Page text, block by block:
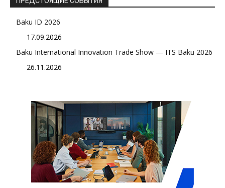
Baku ID 2026
17.09.2026
Baku International Innovation Trade Show — ITS Baku 2026
26.11.2026